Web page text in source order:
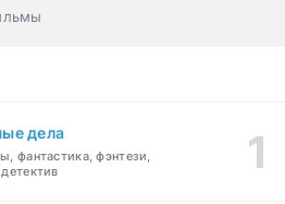
дела
фантастика, фэнтези,